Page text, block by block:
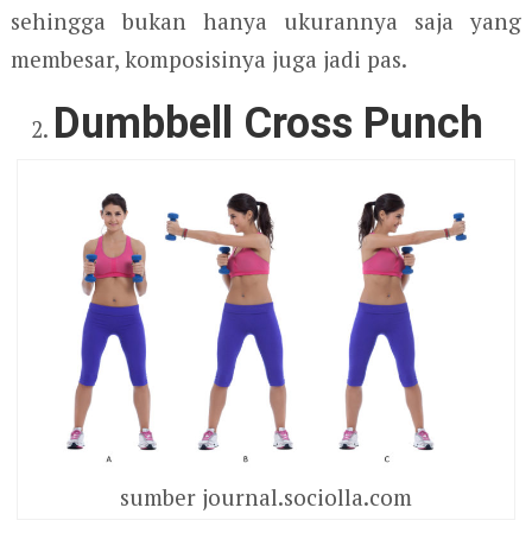
sehingga bukan hanya ukurannya saja yang
membesar, komposisinya juga jadi pas.
Dumbbell Cross Punch
sumber journal.sociolla.com